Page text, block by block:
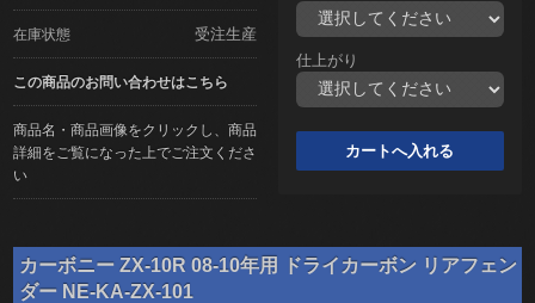
在庫状態 受注生産
この商品のお問い合わせはこちら
商品名・商品画像をクリックし、商品
詳細をご覧になった上でご注文くださ
い
仕上がり
カーボニー ZX-10R 08-10年用 ドライカーボン リアフェン
ダー NE-KA-ZX-101